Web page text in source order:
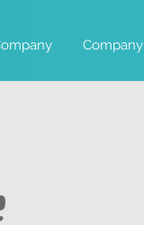
Company